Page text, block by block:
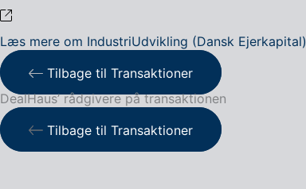
Læs mere om IndustriUdvikling (Dansk Ejerkapital)
Tilbage til Transaktioner
DealHaus’ rådgivere på transaktionen
Tilbage til Transaktioner